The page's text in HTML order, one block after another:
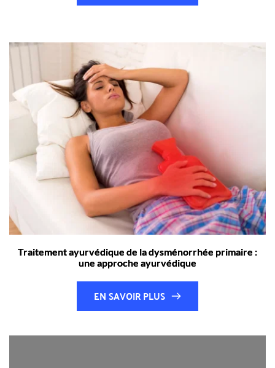
Traitement ayurvédique de la dysménorrhée primaire :
une approche ayurvédique
EN SAVOIR PLUS